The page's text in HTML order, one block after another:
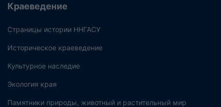
Краеведение
Страницы истории ННГАСУ
Историческое краеведение
Культурное наследие
Экология края
Памятники природы, животный и растительный мир